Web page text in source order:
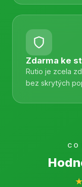
Zdarma ke
Rutio je zcela
bez skrytých
CO